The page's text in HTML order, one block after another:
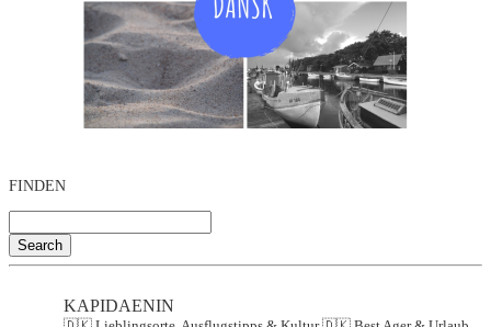
FINDEN
Search
KAPIDAENIN